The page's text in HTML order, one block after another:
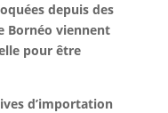
depuis des
Bornéo viennent
pour être
d’importation